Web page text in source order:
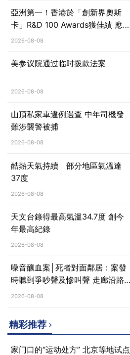
亞洲第一！香港於「創新界奧斯
卡」R&D 100 Awards獲佳績 應科
院勇奪三項大獎
2026-08-08
美参议院通过临时拨款法案
2026-08-08
山頂私家車違例遇查 中年司機發
難涉襲警被捕
2026-08-08
酷熱天氣持續 部分地區氣溫達
37度
2026-08-08
天文台錄得最高氣溫34.7度 創今
年最高紀錄
2026-08-08
噪音釀血案│死者對面鄰居：案發
時聽到爭吵聲及慘叫聲 走廊沿路
滿是血
2026-08-08
精彩推荐
家门口的“运动处方” 北京等地试点